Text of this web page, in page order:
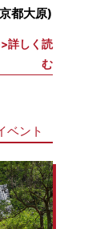
都大原)
詳しく読
む
ベント